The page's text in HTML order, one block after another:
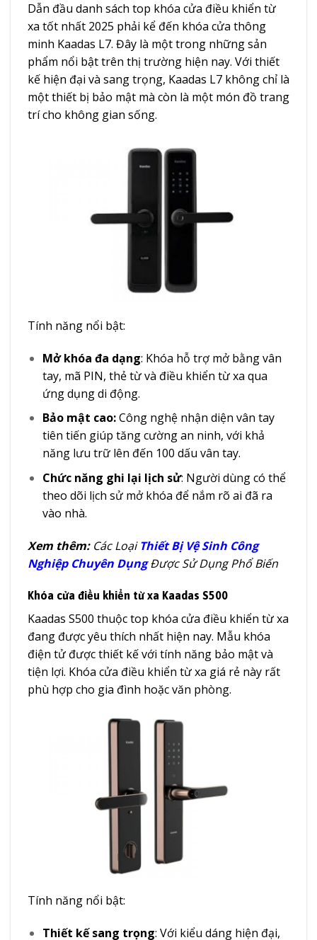
Dẫn đầu danh sách top khóa cửa điều khiển từ
xa tốt nhất 2025 phải kể đến khóa cửa thông
minh Kaadas L7. Đây là một trong những sản
phẩm nổi bật trên thị trường hiện nay. Với thiết
kế hiện đại và sang trọng, Kaadas L7 không chỉ là
một thiết bị bảo mật mà còn là một món đồ trang
trí cho không gian sống.
Tính năng nổi bật:
Mở khóa đa dạng: Khóa hỗ trợ mở bằng vân
tay, mã PIN, thẻ từ và điều khiển từ xa qua
ứng dụng di động.
Bảo mật cao:Công nghệ nhận diện vân tay
tiên tiến giúp tăng cường an ninh, với khả
năng lưu trữ lên đến 100 dấu vân tay.
Chức năng ghi lại lịch sử: Người dùng có thể
theo dõi lịch sử mở khóa để nắm rõ ai đã ra
vào nhà.
Xem thêm: Các Loại Thiết Bị Vệ Sinh Công
Nghiệp Chuyên Dụng Được Sử Dụng Phổ Biến
Khóa cửa điều khiển từ xa Kaadas S500
Kaadas S500 thuộc top khóa cửa điều khiển từ xa
đang được yêu thích nhất hiện nay. Mẫu khóa
điện tử được thiết kế với tính năng bảo mật và
tiện lợi. Khóa cửa điều khiển từ xa giá rẻ này rất
phù hợp cho gia đình hoặc văn phòng.
Tính năng nổi bật:
Thiết kế sang trọng: Với kiểu dáng hiện đại,